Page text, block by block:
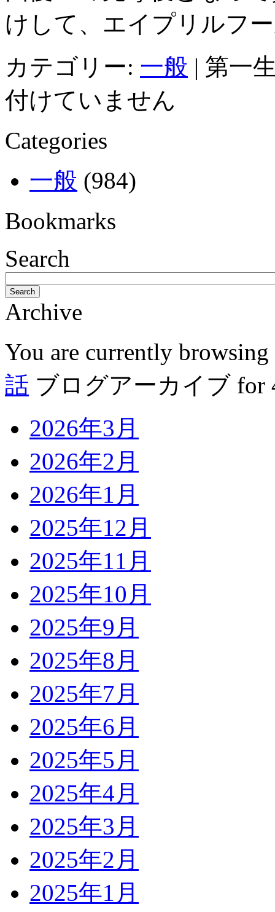
けして、エイプリルフ
カテゴリー: 一般 | 第一
付けていません
Categories
一般 (984)
Bookmarks
Search
Search
Archive
You are currently
話 ブログアーカイブ for
2026年3月
2026年2月
2026年1月
2025年12月
2025年11月
2025年10月
2025年9月
2025年8月
2025年7月
2025年6月
2025年5月
2025年4月
2025年3月
2025年2月
2025年1月